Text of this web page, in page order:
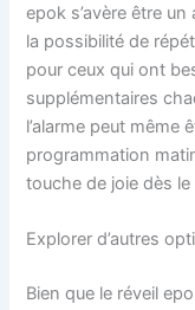
epok s’avère être un
la possibilité de
pour ceux qui ont
supplémentaires
l’alarme peut même
programmation
touche de joie dès
Explorer d’autres
Bien que le réveil